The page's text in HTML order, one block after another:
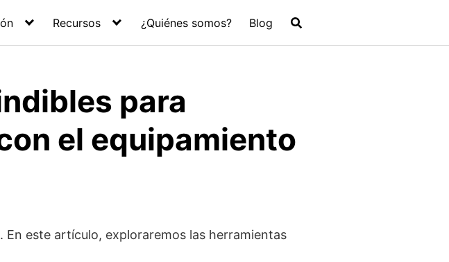
Recursos ¿Quiénes somos? Blog
para
el equipamiento
este artículo, exploraremos las herramientas